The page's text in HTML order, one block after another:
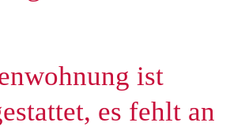
ist
es fehlt an